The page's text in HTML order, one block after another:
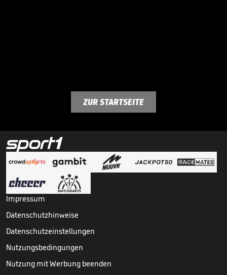
ZUR STARTSEITE
Impressum
Datenschutzhinweise
Datenschutzeinstellungen
Nutzungsbedingungen
Nutzung mit Werbung beenden